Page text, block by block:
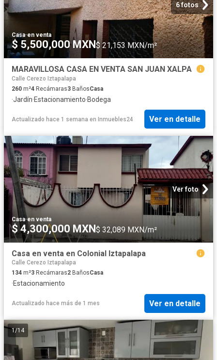
6 fotos
Casa·en venta
$ 5,500,000 MXN$ 21,153 MXN/m²
MARAVILLOSA CASA EN VENTA SAN JUAN XALPA
Calle Cerezo Iztapalapa
260 m²4 Recámaras3 BañosCasa
·Jardín·Estacionamiento·Bodega
Actualizado hace 1 semana en Inmuebles24 Ver en detalle
Ver foto
Casa·en venta
$ 4,300,000 MXN$ 32,089 MXN/m²
Casa en venta en Colonial Iztapalapa
Calle Cerezo Iztapalapa
134 m²3 Recámaras2 BañosCasa
·Estacionamiento
Actualizado hace más de 1 mes Ver en detalle
1/14